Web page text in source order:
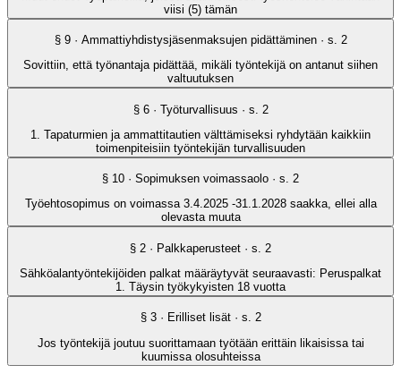
viisi (5) tämän
§ 9· Ammattiyhdistysjäsenmaksujen pidättäminen· s. 2
Sovittiin, että työnantaja pidättää, mikäli työntekijä on antanut siihen
valtuutuksen
§ 6· Työturvallisuus · s. 2
1. Tapaturmien ja ammattitautien välttämiseksi ryhdytään kaikkiin
toimenpiteisiin työntekijän turvallisuuden
§ 10 · Sopimuksen voimassaolo · s. 2
Työehtosopimus on voimassa 3.4.2025 -31.1.2028 saakka, ellei alla
olevasta muuta
§ 2 · Palkkaperusteet · s. 2
Sähköalantyöntekijöiden palkat määräytyvät seuraavasti: Peruspalkat
1. Täysin työkykyisten 18 vuotta
§ 3· Erilliset lisät· s. 2
Jos työntekijä joutuu suorittamaan työtään erittäin likaisissa tai
kuumissa olosuhteissa